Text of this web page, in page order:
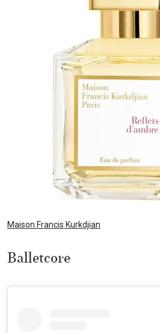
Maison Francis Kurkdjian
Balletcore